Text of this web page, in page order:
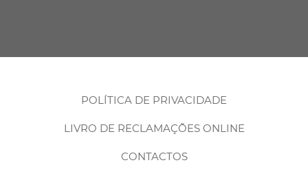
POLÍTICA DE PRIVACIDADE
LIVRO DE RECLAMAÇÕES ONLINE
CONTACTOS